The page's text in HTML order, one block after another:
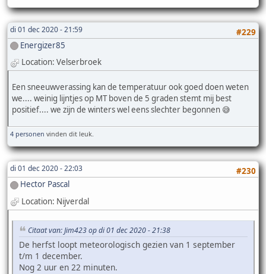
di 01 dec 2020 - 21:59
#229
Energizer85
Location: Velserbroek
Een sneeuwverassing kan de temperatuur ook goed doen weten
we.... weinig lijntjes op MT boven de 5 graden stemt mij best
positief.... we zijn de winters wel eens slechter begonnen 😅
4 personen vinden dit leuk.
di 01 dec 2020 - 22:03
#230
Hector Pascal
Location: Nijverdal
Citaat van: Jim423 op di 01 dec 2020 - 21:38
De herfst loopt meteorologisch gezien van 1 september
t/m 1 december.
Nog 2 uur en 22 minuten.